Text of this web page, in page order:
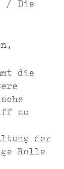
/ Die
die
zu
der
Rolle